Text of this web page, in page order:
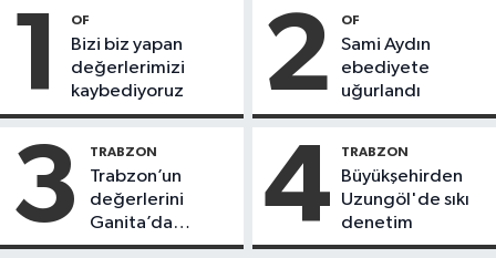
1 OF
Bizi biz yapan
değerlerimizi
kaybediyoruz
2 OF
Sami Aydın
ebediyete
uğurlandı
3 TRABZON
Trabzon’un
değerlerini
Ganita’da
yaşatıyoruz
4 TRABZON
Büyükşehirden
Uzungöl'de sıkı
denetim